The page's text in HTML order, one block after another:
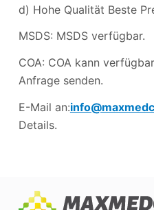
d) Hohe Qualität Beste
MSDS: MSDS verfügbar.
COA: COA kann
Anfrage senden.
E-Mail an:
Details.